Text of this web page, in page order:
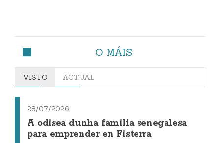
O MÁIS
VISTO ACTUAL
28/07/2026
A odisea dunha familia senegalesa
para emprender en Fisterra